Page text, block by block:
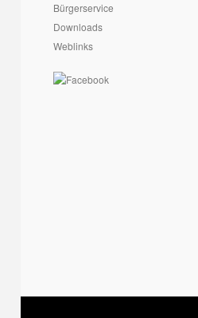
Bürgerservice
Downloads
Weblinks